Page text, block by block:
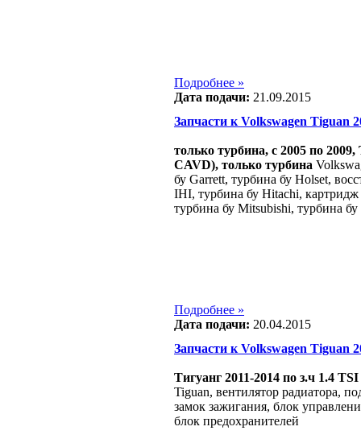
Подробнее »
Дата подачи: 21.09.2015
Запчасти к Volkswagen Tiguan
только турбина, c 2005 по
CAVD), только турбина
бу Garrett, турбина бу Holset,
IHI, турбина бу Hitachi,
турбина бу Mitsubishi, турбина
Подробнее »
Дата подачи: 20.04.2015
Запчасти к Volkswagen Tiguan
Тигуанг 2011-2014 по з.ч 1.4
Tiguan, вентилятор радиатора,
замок зажигания, блок
блок предохранителей